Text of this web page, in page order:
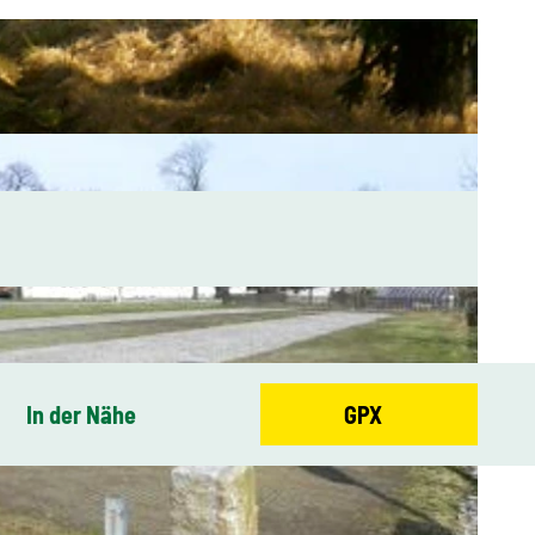
In der Nähe GPX